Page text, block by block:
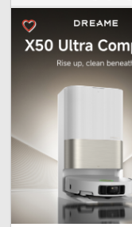
favorite_border